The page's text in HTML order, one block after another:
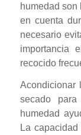
humedad
en cuenta
necesario
importancia
recocido
Acondicionar
secado
humedad
La